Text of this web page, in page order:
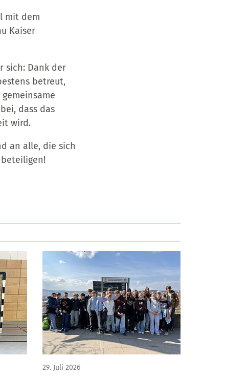
mit dem
Kaiser
sich: Dank der
betreut,
dass das
wird.
an alle, die sich
29. Juli 2026